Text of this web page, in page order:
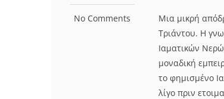
No Comments
Μια μικρή
Τριάντου. Η
Ιαματικών
μοναδική
το φημισμένο
λίγο πριν